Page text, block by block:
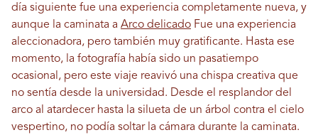
día siguiente fue una experiencia completamente nueva, y
aunque la caminata a Arco delicado Fue una experiencia
aleccionadora, pero también muy gratificante. Hasta ese
momento, la fotografía había sido un pasatiempo
ocasional, pero este viaje reavivó una chispa creativa que
no sentía desde la universidad. Desde el resplandor del
arco al atardecer hasta la silueta de un árbol contra el cielo
vespertino, no podía soltar la cámara durante la caminata.